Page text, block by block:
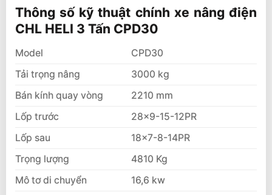
HELI 3 Tấn CPD30
Ưu điểm xe nâng điện Heli 3 tấn
Tư vấn xe nâng điện Heli 3 tấn
Thông số kỹ thuật chính xe nâng điện
CHL HELI 3 Tấn CPD30
Model
CPD30
Tải trọng nâng
3000 kg
Bán kính quay vòng
2210 mm
Lốp trước
28×9-15-12PR
Lốp sau
18×7-8-14PR
Trọng lượng
4810 Kg
Mô tơ di chuyển
16,6 kw